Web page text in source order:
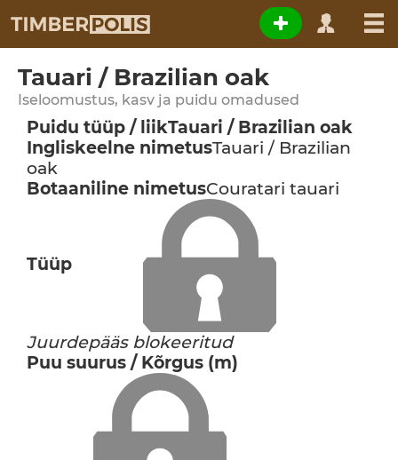
Tauari / Brazilian oak
Iseloomustus, kasv ja puidu omadused
Puidu tüüp / liikTauari / Brazilian oak
Ingliskeelne nimetusTauari / Brazilian
oak
Botaaniline nimetusCouratari tauari
Tüüp
Juurdepääs blokeeritud
Puu suurus / Kõrgus (m)